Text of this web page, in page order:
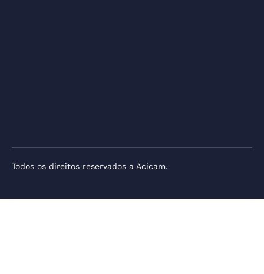
Todos os direitos reservados a Acicam.